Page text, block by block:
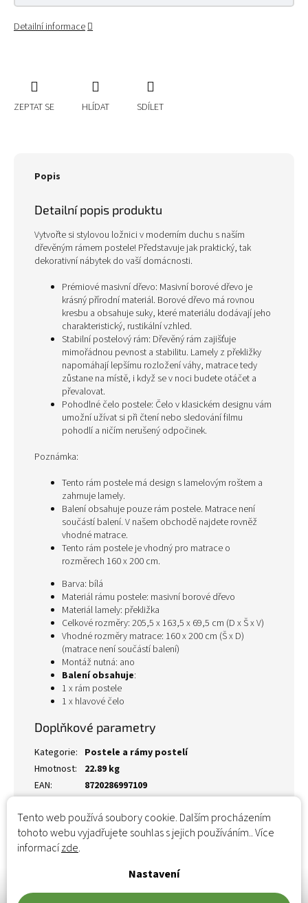
Tento web používá soubory cookie. Dalším procházením
tohoto webu vyjadřujete souhlas s jejich používáním.. Více
informacízde.
Nastavení
Detailní informace
ZEPTAT SE HLÍDAT SDÍLET
Popis
Detailní popis produktu
Vytvořte si stylovou ložnici v moderním duchu s naším
dřevěným rámem postele! Představuje jak praktický, tak
dekorativní nábytek do vaší domácnosti.
Prémiové masivní dřevo: Masivní borové dřevo je
krásný přírodní materiál. Borové dřevo má rovnou
kresbu a obsahuje suky, které materiálu dodávají jeho
charakteristický, rustikální vzhled.
Stabilní postelový rám: Dřevěný rám zajišťuje
mimořádnou pevnost a stabilitu. Lamely z překližky
napomáhají lepšímu rozložení váhy, matrace tedy
zůstane na místě, i když se v noci budete otáčet a
převalovat.
Pohodlné čelo postele: Čelo v klasickém designu vám
umožní užívat si při čtení nebo sledování filmu
pohodlí a ničím nerušený odpočinek.
Poznámka:
Tento rám postele má design s lamelovým roštem a
zahrnuje lamely.
Balení obsahuje pouze rám postele. Matrace není
součástí balení. V našem obchodě najdete rovněž
vhodné matrace.
Tento rám postele je vhodný pro matrace o
rozměrech 160 x 200 cm.
Barva: bílá
Materiál rámu postele: masivní borové dřevo
Materiál lamely: překližka
Celkové rozměry: 205,5 x 163,5 x 69,5 cm (D x Š x V)
Vhodné rozměry matrace: 160 x 200 cm (Š x D)
(matrace není součástí balení)
Montáž nutná: ano
Balení obsahuje:
1 x rám postele
1 x hlavové čelo
Doplňkové parametry
Kategorie: Postele a rámy postelí
Hmotnost:
22.89 kg
EAN: 8720286997109